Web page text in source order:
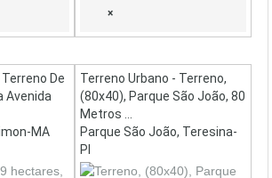
×
De
Avenida
MA
Terreno Urbano - Terreno,
(80x40), Parque São João, 80
Metros ...
Parque São João, Teresina-
PI